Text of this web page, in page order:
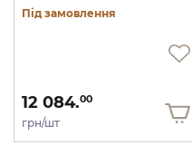
Під замовлення
12 084.00
грн/шт